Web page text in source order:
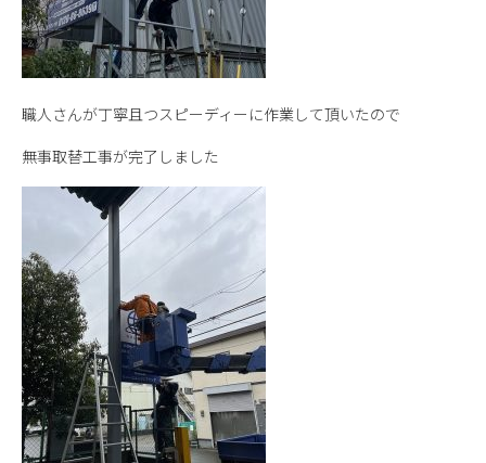
職人さんが丁寧且つスピーディーに作業して頂いたので
無事取替工事が完了しました